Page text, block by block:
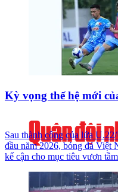
Kỳ vọng thế hệ mới
Sau thành công của lứa
đầu năm 2026, bóng đá Việt
kế cận cho mục tiêu vươn